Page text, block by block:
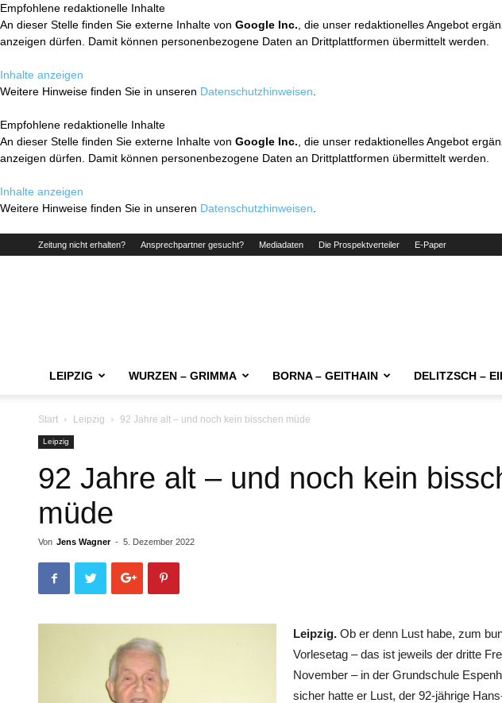
Empfohlene redaktionelle Inhalte
An dieser Stelle finden Sie externe Inhalte von Google Inc. , die unser redaktionelles Angebot
anzeigen dürfen. Damit können personenbezogene Daten an Drittplattformen übermittelt werden.
Inhalte anzeigen
Weitere Hinweise finden Sie in unseren Datenschutzhinweisen
Empfohlene redaktionelle Inhalte
An dieser Stelle finden Sie externe Inhalte von Google Inc. , die unser redaktionelles Angebot
anzeigen dürfen. Damit können personenbezogene Daten an Drittplattformen übermittelt werden.
Inhalte anzeigen
Weitere Hinweise finden Sie in unseren Datenschutzhinweisen
Zeitung nicht erhalten? Ansprechpartner gesucht? Mediadaten Die Prospektverteiler E-Paper
LEIPZIG WURZEN – GRIMMA BORNA – GEITHAIN DELITZSCH –
Start Leipzig 92 Jahre alt – und noch kein bisschen müde
Leipzig
92 Jahre alt – und noch kein
müde
Von Jens Wagner - 5. Dezember 2022
Leipzig. Ob er denn Lust habe, zum
Vorlesetag – das ist jeweils der dritte
November – in der Grundschule
sicher hatte er Lust, der 92-jährige